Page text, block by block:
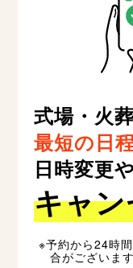
式場・火
最短の日
日時変更
キャ
予約から24時
合がございます